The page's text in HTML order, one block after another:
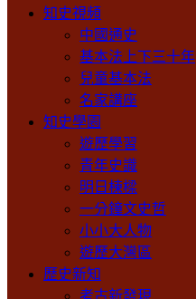
知史視頻
中國通史
基本法上下三十年
兒童基本法
名家講座
知史學園
遊歷學習
青年史識
明日棟樑
一分鐘文史哲
小小大人物
遊歷大灣區
歷史新知
考古新發現